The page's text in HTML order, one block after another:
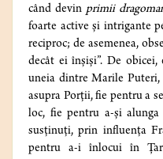
când devinprimii
foarte active și intrigante
reciproc; de asemenea,
decât ei înșiși”. De obicei,
uneia dintre Marile Puteri,
asupra Porții, fie pentru a
loc, fie pentru a-și
susținuți, prin influența
pentru a-i înlocui în